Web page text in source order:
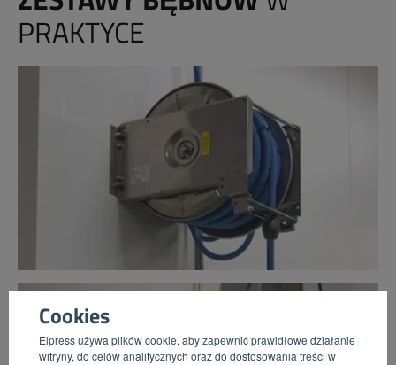
Cookies
Elpress używa plików cookie, aby zapewnić prawidłowe działanie
witryny, do celów analitycznych oraz do dostosowania treści w
PRAKTYCE